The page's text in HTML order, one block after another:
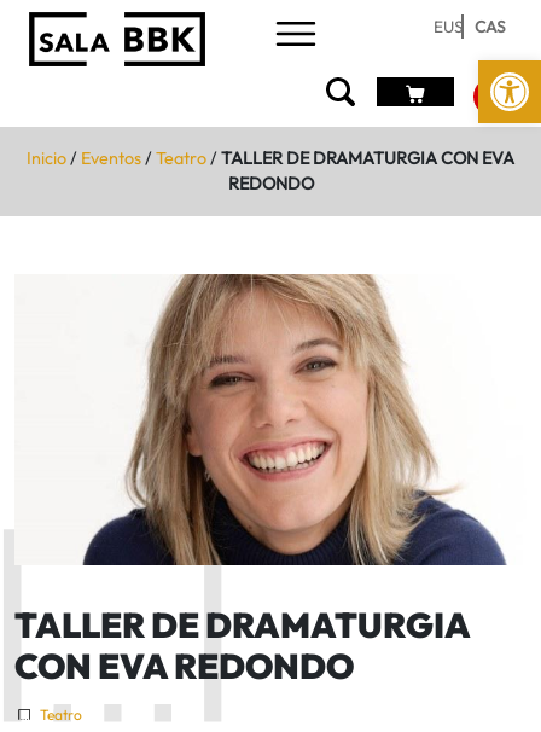
Abrir
EUS CAS
Inicio/ Eventos/Teatro/TALLER DE DRAMATURGIA CON EVA
REDONDO
TALLER DE DRAMATURGIA
CON EVA REDONDO
Teatro